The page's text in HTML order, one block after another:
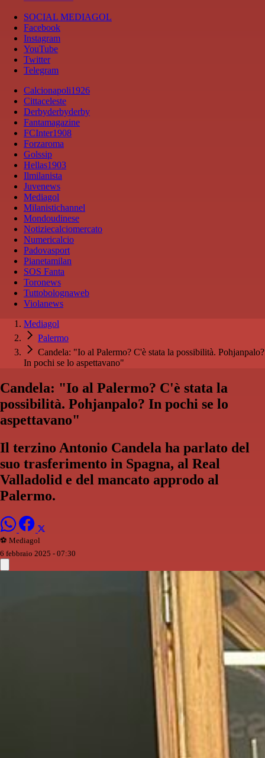
SOCIAL MEDIAGOL
Facebook
Instagram
YouTube
Twitter
Telegram
Calcionapoli1926
Cittaceleste
Derbyderbyderby
Fantamagazine
FCInter1908
Forzaroma
Golssip
Hellas1903
Ilmilanista
Juvenews
Mediagol
Milanistichannel
Mondoudinese
Notiziecalciomercato
Numericalcio
Padovasport
Pianetamilan
SOS Fanta
Toronews
Tuttobolognaweb
Violanews
Mediagol
Palermo
Candela: "Io al Palermo? C'è stata la possibilità. Pohjanpalo?
In pochi se lo aspettavano"
Candela: "Io al Palermo? C'è stata la
possibilità. Pohjanpalo? In pochi se lo
aspettavano"
Il terzino Antonio Candela ha parlato del
suo trasferimento in Spagna, al Real
Valladolid e del mancato approdo al
Palermo.
⚽️ Mediagol
6 febbraio 2025 - 07:30